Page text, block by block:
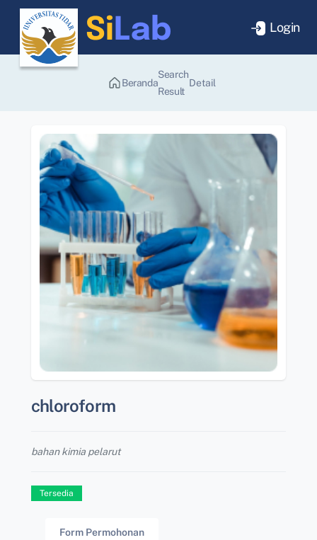
Login
Beranda
Search
Result
Detail
chloroform
bahan kimia pelarut
Tersedia
Form Permohonan